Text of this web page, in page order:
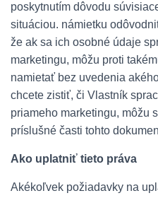
poskytnutím dôvodu
situáciou. námietku
že ak sa ich osobné údaje
marketingu, môžu proti
namietať bez uvedenia
chcete zistiť, či Vlastník
priameho marketingu, môžu
príslušné časti tohto
Ako uplatniť tieto práva
Akékoľvek požiadavky na